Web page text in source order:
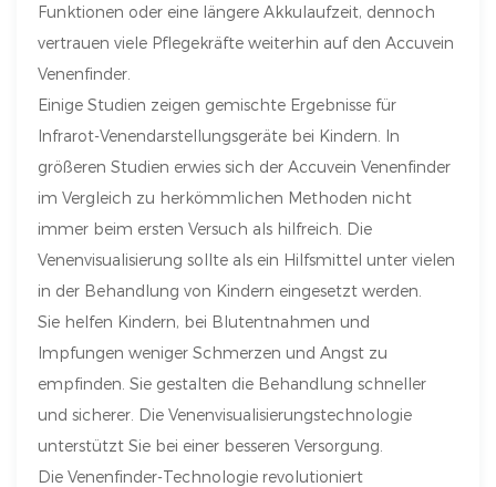
Funktionen oder eine längere Akkulaufzeit, dennoch
vertrauen viele Pflegekräfte weiterhin auf den Accuvein
Venenfinder.
Einige Studien zeigen gemischte Ergebnisse für
Infrarot-Venendarstellungsgeräte bei Kindern. In
größeren Studien erwies sich der Accuvein Venenfinder
im Vergleich zu herkömmlichen Methoden nicht
immer beim ersten Versuch als hilfreich. Die
Venenvisualisierung sollte als ein Hilfsmittel unter vielen
in der Behandlung von Kindern eingesetzt werden.
Sie helfen Kindern, bei Blutentnahmen und
Impfungen weniger Schmerzen und Angst zu
empfinden. Sie gestalten die Behandlung schneller
und sicherer. Die Venenvisualisierungstechnologie
unterstützt Sie bei einer besseren Versorgung.
Die Venenfinder-Technologie revolutioniert